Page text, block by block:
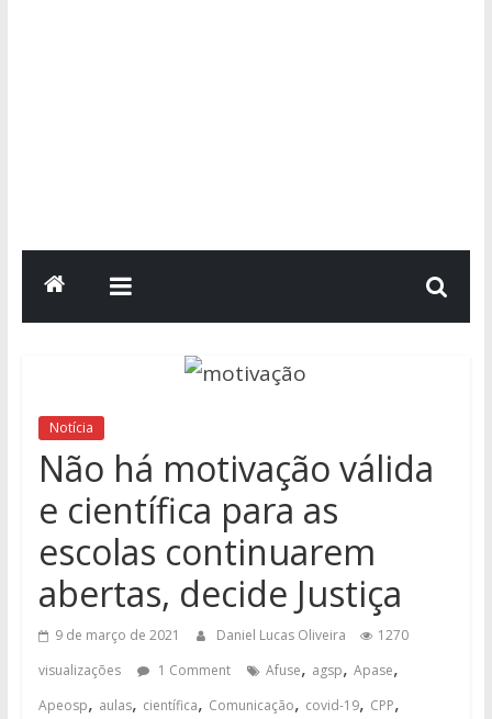
Notícia
Não há motivação válida
e científica para as
escolas continuarem
abertas, decide Justiça
9 de março de 2021 Daniel Lucas Oliveira
1270
visualizações
1 Comment Afuse, agsp, Apase,
Apeosp, aulas, científica, Comunicação, covid-19, CPP,